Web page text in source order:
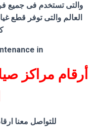
والتى تستخدم فى جميع
العالم والتى توفر قطع
in
أرقام مراكز
للتواصل معنا